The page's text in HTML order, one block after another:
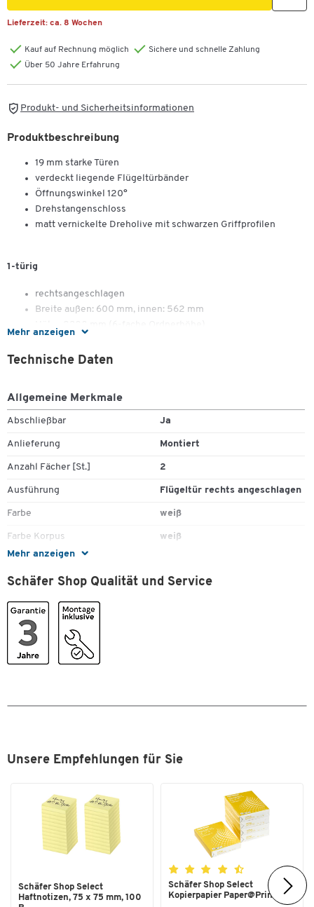
Lieferzeit: ca. 8 Wochen
Kauf auf Rechnung möglich
Sichere und schnelle Zahlung
Über 50 Jahre Erfahrung
Produkt- und Sicherheitsinformationen
Mehr anzeigen
Produktbeschreibung
19 mm starke Türen
verdeckt liegende Flügeltürbänder
Öffnungswinkel 120°
Drehstangenschloss
matt vernickelte Dreholive mit schwarzen Griffprofilen
1-türig
rechtsangeschlagen
Breite außen: 600 mm, innen: 562 mm
Mehr anzeigen
Technische Daten
Allgemeine Merkmale
Abschließbar Ja
Anlieferung Montiert
Anzahl Fächer [St.] 2
Ausführung Flügeltür rechts angeschlagen
Farbe weiß
Farbe Korpus weiß
Farbe Tür
Höhe [mm] 2300
Material
Material Korpus
Material Türen
Breite [mm]
Schäfer Shop Qualität und Service
Unsere Empfehlungen für Sie
Schäfer Shop Select
Haftnotizen, 75 x 75 mm, 100
Schäfer Shop Select
Kopierpapier Paper@Print, DIN
Zum Zoomen doppeltippen